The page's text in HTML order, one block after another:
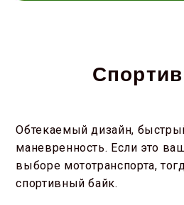
Обтекаемый дизайн,
маневренность. Если это
выборе мототранспорта,
спортивный байк.